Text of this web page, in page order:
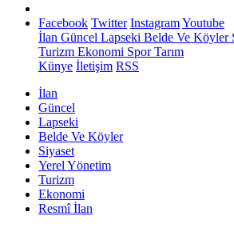
Facebook Twitter InstagramYoutube
İlan Güncel Lapseki Belde Ve Köyler
Turizm Ekonomi SporTarım
Künye İletişim RSS
İlan
Güncel
Lapseki
Belde Ve Köyler
Siyaset
Yerel Yönetim
Turizm
Ekonomi
Resmî İlan